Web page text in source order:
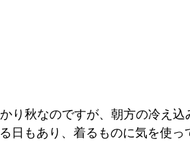
り秋なのですが、朝方の冷え
日もあり、着るものに気を使っ